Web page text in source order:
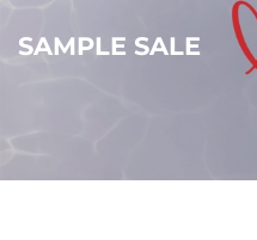
SAMPLE SALE